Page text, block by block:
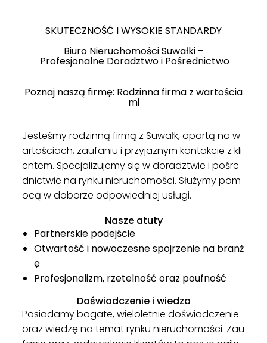
SKUTECZNOŚĆ I WYSOKIE STANDARDY
Biuro Nieruchomości Suwałki –
Profesjonalne Doradztwo i Pośrednictwo
Poznaj naszą firmę: Rodzinna firma z wartościa
mi
Jesteśmy rodzinną firmą z Suwałk, opartą na w
artościach, zaufaniu i przyjaznym kontakcie z kli
entem. Specjalizujemy się w doradztwie i pośre
dnictwie na rynku nieruchomości. Służymy pom
ocą w doborze odpowiedniej usługi.
Nasze atuty
Partnerskie podejście
Otwartość i nowoczesne spojrzenie na branż
ę
Profesjonalizm, rzetelność oraz poufność
Doświadczenie i wiedza
Posiadamy bogate, wieloletnie doświadczenie
oraz wiedzę na temat rynku nieruchomości. Zau